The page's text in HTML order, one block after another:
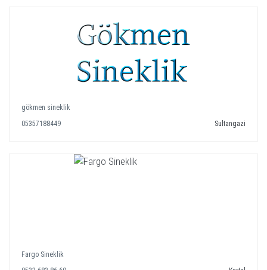
gökmen sineklik
05357188449
Sultangazi
Fargo Sineklik